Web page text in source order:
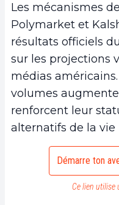
Les mécanismes
Polymarket et
résultats officiels
sur les projections
médias
volumes
renforcent leur
alternatifs de la
Démarre ton
Ce lien utilise